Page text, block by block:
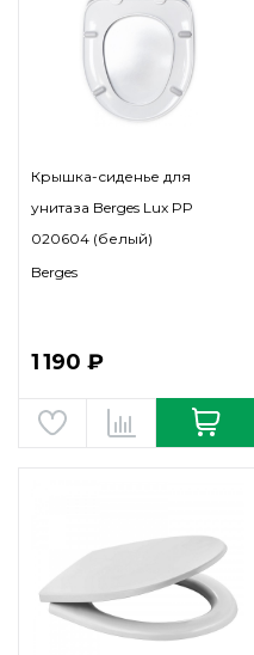
Крышка-сиденье для
унитаза Berges Lux PP
020604 (белый)
Berges
1 190 ₽